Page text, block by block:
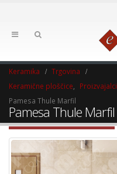
Keramika
Trgovina
Keramične ploščice
Proizvajalci
Pamesa Thule Marfil
Pamesa Thule Marfil